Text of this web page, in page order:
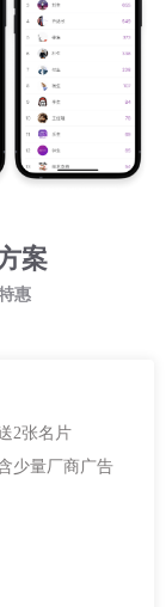
案
惠
2张名片
少量厂商广告